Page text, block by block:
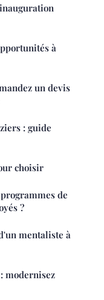
à
un devis
: guide
choisir
de
?
mentaliste à
modernisez